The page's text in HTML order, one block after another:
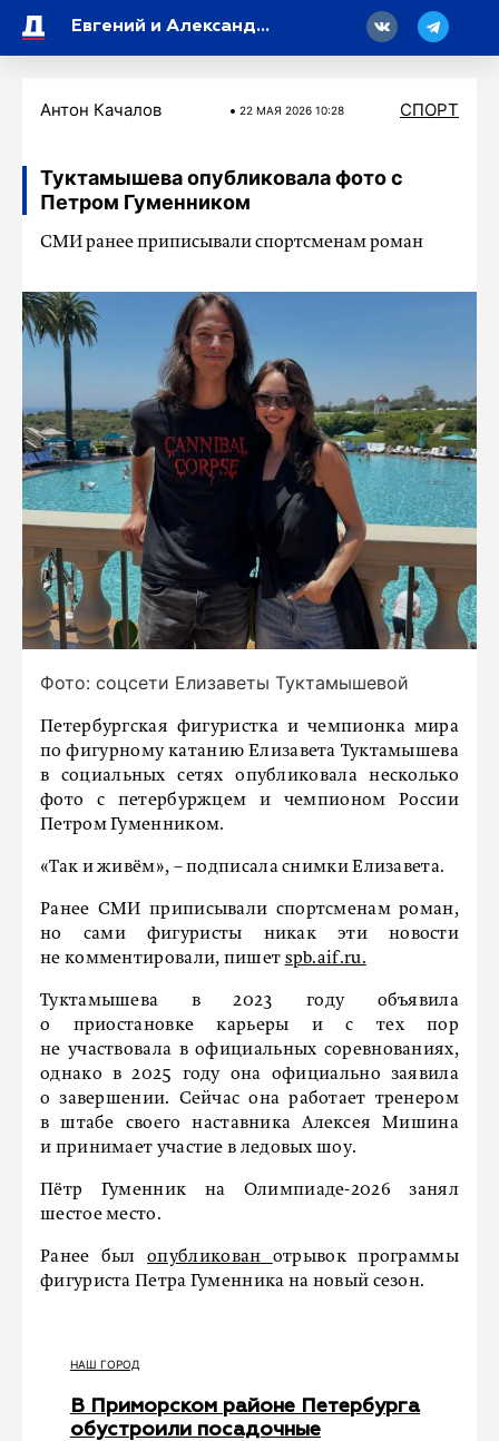
Евгений и Александр Плющенко закрыли соцсети после новостей про Азербайджан
Антон Качалов 22 МАЯ 2026 10:28 СПОРТ
Туктамышева опубликовала фото с
Петром Гуменником
СМИ ранее приписывали спортсменам роман
Фото: соцсети Елизаветы Туктамышевой
Петербургская фигуристка и чемпионка мира
по фигурному катанию Елизавета Туктамышева
в социальных сетях опубликовала несколько
фото с петербуржцем и чемпионом России
Петром Гуменником.
«Так и живём», – подписала снимки Елизавета.
Ранее СМИ приписывали спортсменам роман,
но сами фигуристы никак эти новости
не комментировали, пишет spb.aif.ru.
Туктамышева в 2023 году объявила
о приостановке карьеры и с тех пор
не участвовала в официальных соревнованиях,
однако в 2025 году она официально заявила
о завершении. Сейчас она работает тренером
в штабе своего наставника Алексея Мишина
и принимает участие в ледовых шоу.
Пётр Гуменник на Олимпиаде-2026 занял
шестое место.
Ранее былопубликован отрывок программы
фигуриста Петра Гуменника на новый сезон.
НАШ ГОРОД
В Приморском районе Петербурга
обустроили посадочные